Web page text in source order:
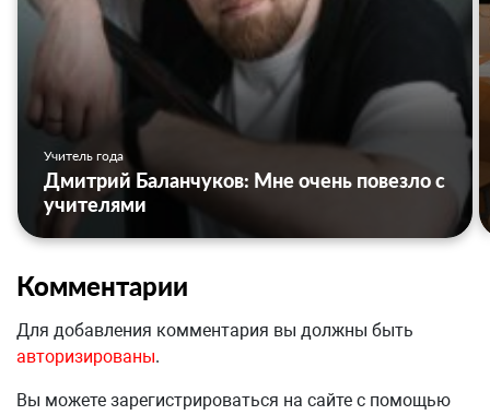
Учитель года
Дмитрий Баланчуков: Мне очень повезло с
учителями
Комментарии
Для добавления комментария вы должны быть
авторизированы.
Вы можете зарегистрироваться на сайте с помощью